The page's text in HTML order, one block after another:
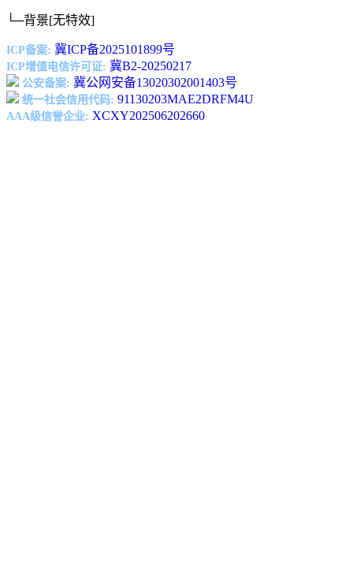
└─背景[无特效]
ICP备案: 冀ICP备2025101899号
ICP增值电信许可证: 冀B2-20250217
公安备案: 冀公网安备13020302001403号
统一社会信用代码: 91130203MAE2DRFM4U
AAA级信誉企业: XCXY202506202660